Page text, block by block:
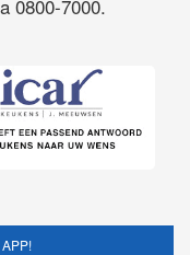
0800-7000.